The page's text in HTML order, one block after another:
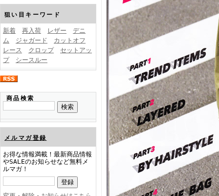
FINEBOYS2024年12月号
FINEBOYS2024年11月号
狙い目キーワード
新着 再入荷 レザー
デニ
ム
ジャガード
カットオフ
レース
クロップ
セットアッ
プ
シースルー
商品検索
メルマガ登録
お得な情報満載！最新商品情報
やSALEのお知らせなど無料メ
ルマガ！